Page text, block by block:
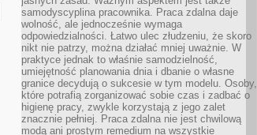
samodyscyplina pracownika. Praca zdalna daje
wolność, ale jednocześnie wymaga
odpowiedzialności. Łatwo ulec złudzeniu, że skoro
nikt nie patrzy, można działać mniej uważnie. W
praktyce jednak to właśnie samodzielność,
umiejętność planowania dnia i dbanie o własne
granice decydują o sukcesie w tym modelu. Osoby,
które potrafią zorganizować sobie czas i zadbać o
higienę pracy, zwykle korzystają z jego zalet
znacznie pełniej. Praca zdalna nie jest chwilową
modą ani prostym remedium na wszystkie